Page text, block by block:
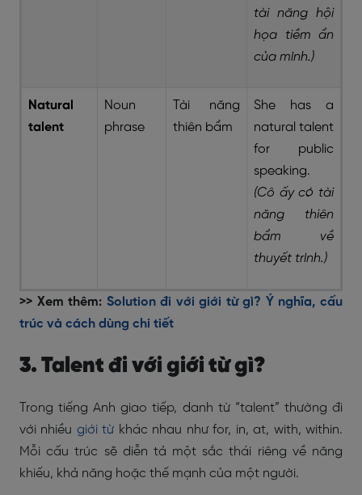
tài năng hội
họa tiềm ẩn
của mình.)
Natural
talent
Noun
phrase
Tài năng
thiên bẩm
She has a
natural talent
for public
speaking.
(Cô ấy có tài
năng thiên
bẩm về
thuyết trình.)
>> Xem thêm: Solution đi với giới từ gì? Ý nghĩa, cấu
trúc và cách dùng chi tiết
3. Talent đi với giới từ gì?
Trong tiếng Anh giao tiếp, danh từ “talent” thường đi
với nhiều giới từ khác nhau như for, in, at, with, within.
Mỗi cấu trúc sẽ diễn tả một sắc thái riêng về năng
khiếu, khả năng hoặc thế mạnh của một người.